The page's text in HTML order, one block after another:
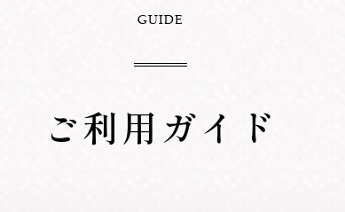
GUIDE
ご利用ガイド